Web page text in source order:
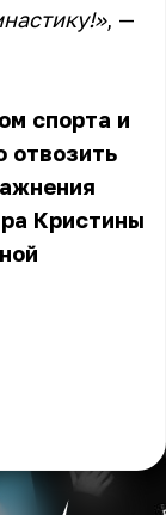
, —
спорта и
отвозить
Кристины